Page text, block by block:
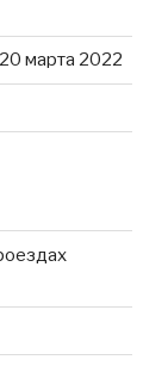
марта 2022